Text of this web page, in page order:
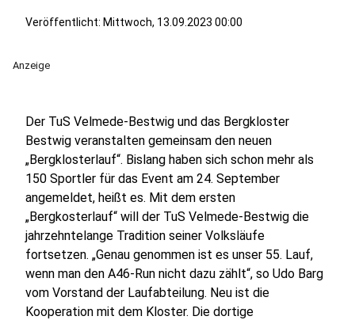
Veröffentlicht: Mittwoch, 13.09.2023 00:00
Anzeige
Der TuS Velmede-Bestwig und das Bergkloster
Bestwig veranstalten gemeinsam den neuen
„Bergklosterlauf“. Bislang haben sich schon mehr als
150 Sportler für das Event am 24. September
angemeldet, heißt es. Mit dem ersten
„Bergkosterlauf“ will der TuS Velmede-Bestwig die
jahrzehntelange Tradition seiner Volksläufe
fortsetzen. „Genau genommen ist es unser 55. Lauf,
wenn man den A46-Run nicht dazu zählt“, so Udo Barg
vom Vorstand der Laufabteilung. Neu ist die
Kooperation mit dem Kloster. Die dortige